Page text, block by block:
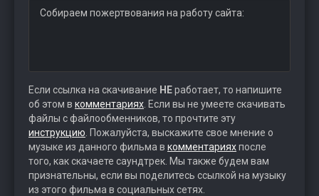
Собираем пожертвования на работу сайта:
Если ссылка на скачивание НЕработает, то напишите
об этом в комментариях . Если вы не умеете скачивать
файлы с файлообменников, то прочтите эту
инструкцию . Пожалуйста, выскажите свое мнение о
музыке из данного фильма в комментарияхпосле
того, как скачаете саундтрек. Мы также будем вам
признательны, если вы поделитесь ссылкой на музыку
из этого фильма в социальных сетях.